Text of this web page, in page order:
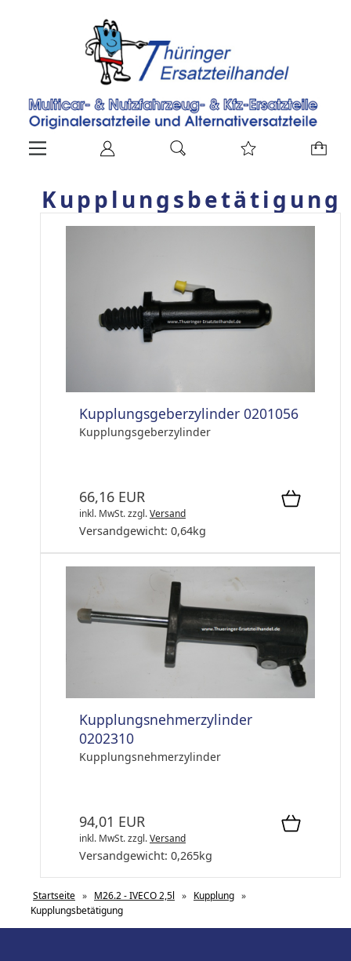
Kupplungsbetätigung
Kupplungsgeberzylinder 0201056
Kupplungsgeberzylinder
66,16 EUR
inkl. MwSt.zzgl.Versand
Versandgewicht: 0,64kg
Kupplungsnehmerzylinder
0202310
Kupplungsnehmerzylinder
94,01 EUR
inkl. MwSt.zzgl.Versand
Versandgewicht: 0,265kg
Startseite » M26.2 - IVECO 2,5l » Kupplung »
Kupplungsbetätigung